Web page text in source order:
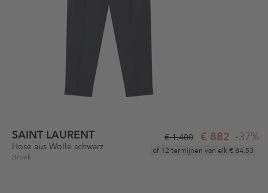
SAINT LAURENT
Hose aus Wolle schwarz
Broek
€ 1.400 € 882 -37%
of 12 termijnen van elk€ 84,53